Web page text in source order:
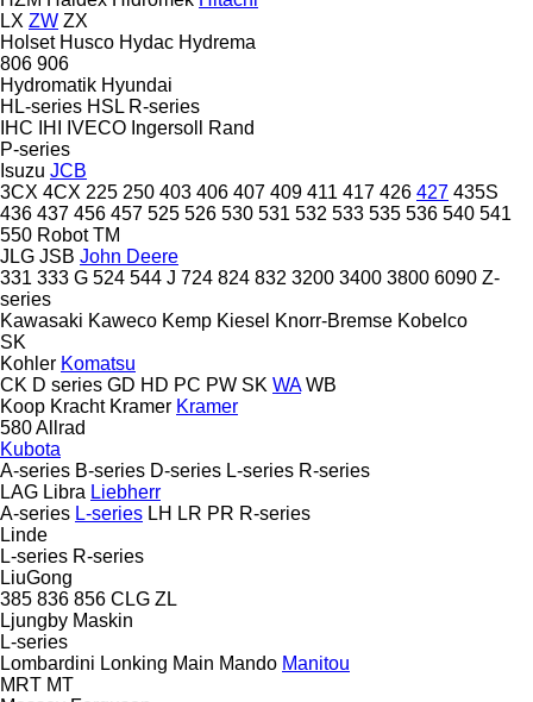
LX ZW ZX
Holset Husco Hydac Hydrema
806 906
Hydromatik Hyundai
HL-series HSL R-series
IHC
IHI IVECO Ingersoll Rand
P-series
Isuzu JCB
3CX 4CX 225 250 403 406 407 409 411 417 426 427 435S
436 437 456 457 525 526 530 531 532 533 535 536 540 541
550 Robot TM
JLG JSB John Deere
331 333 G 524 544 J 724 824 832 3200 3400 3800 6090 Z-
series
Kawasaki Kaweco Kemp Kiesel Knorr-Bremse Kobelco
SK
Kohler Komatsu
CK D series GD HD PC PW SK WA WB
Koop Kracht Kramer Kramer
580Allrad
Kubota
A-series B-series D-series L-series R-series
LAG Libra Liebherr
A-series L-series LH LR PR R-series
Linde
L-series R-series
LiuGong
385 836 856 CLG ZL
Ljungby Maskin
L-series
Lombardini Lonking Main Mando Manitou
MRT MT